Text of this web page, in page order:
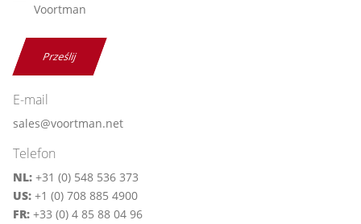
Voortman
Prześlij
E-mail
sales@voortman.net
Telefon
NL: +31 (0) 548 536 373
US: +1 (0) 708 885 4900
FR: +33 (0) 4 85 88 04 96